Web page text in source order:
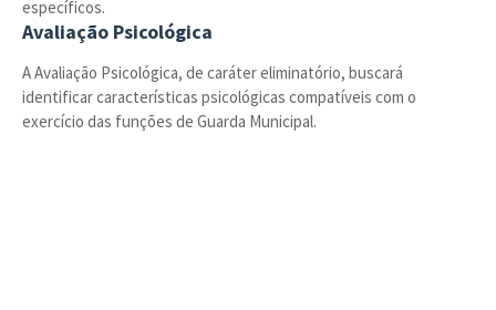
específicos.
Avaliação Psicológica
A Avaliação Psicológica, de caráter eliminatório, buscará
identificar características psicológicas compatíveis com o
exercício das funções de Guarda Municipal.